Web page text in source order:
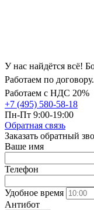
У нас найдётся всё!
Работаем по
Работаем с НДС 20%
+7 (495) 580-58-18
Пн-Пт 9:00-19:00
Обратная связь
Заказать обратный
Ваше имя
Телефон
Удобное время
Антибот